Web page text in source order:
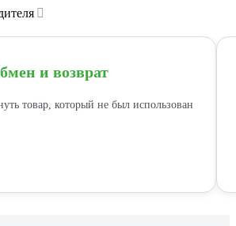
и возврат
товар, который не был использован